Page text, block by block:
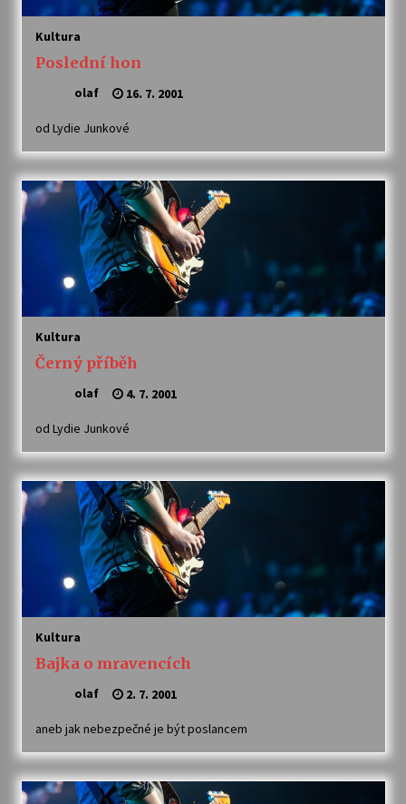
Letní koncerty ve Stromovce: Rufus Miller
Vysočinka
Ozvěny prázdnin
14. 7. 2026
Za kulturou kousek za Humpolec. V Želivě ožije
odkaz Josefa Čapka
13. 7. 2026
Želiv
Petr Adamec – Malovaný svět
30. 6. 2026
Kultura
Poslední hon
olaf 16. 7. 2001
od Lydie Junkové
Kultura
Černý příběh
olaf 4. 7. 2001
od Lydie Junkové
Kultura
Bajka o mravencích
olaf 2. 7. 2001
aneb jak nebezpečné je být poslancem